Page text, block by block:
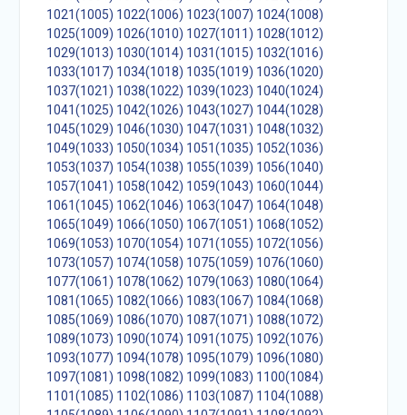
1021(1005) 1022(1006) 1023(1007) 1024(1008)
1025(1009) 1026(1010) 1027(1011) 1028(1012)
1029(1013) 1030(1014) 1031(1015) 1032(1016)
1033(1017) 1034(1018) 1035(1019) 1036(1020)
1037(1021) 1038(1022) 1039(1023) 1040(1024)
1041(1025) 1042(1026) 1043(1027) 1044(1028)
1045(1029) 1046(1030) 1047(1031) 1048(1032)
1049(1033) 1050(1034) 1051(1035) 1052(1036)
1053(1037) 1054(1038) 1055(1039) 1056(1040)
1057(1041) 1058(1042) 1059(1043) 1060(1044)
1061(1045) 1062(1046) 1063(1047) 1064(1048)
1065(1049) 1066(1050) 1067(1051) 1068(1052)
1069(1053) 1070(1054) 1071(1055) 1072(1056)
1073(1057) 1074(1058) 1075(1059) 1076(1060)
1077(1061) 1078(1062) 1079(1063) 1080(1064)
1081(1065) 1082(1066) 1083(1067) 1084(1068)
1085(1069) 1086(1070) 1087(1071) 1088(1072)
1089(1073) 1090(1074) 1091(1075) 1092(1076)
1093(1077) 1094(1078) 1095(1079) 1096(1080)
1097(1081) 1098(1082) 1099(1083) 1100(1084)
1101(1085) 1102(1086) 1103(1087) 1104(1088)